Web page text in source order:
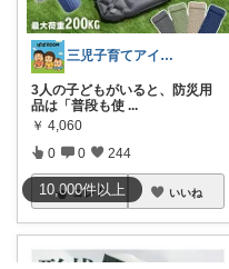
10,000件以上
三児子育てアイテム
3人の子どもがいると、防災用
品は「普段も使 ...
￥ 4,060
0 0 244
コレ いいね